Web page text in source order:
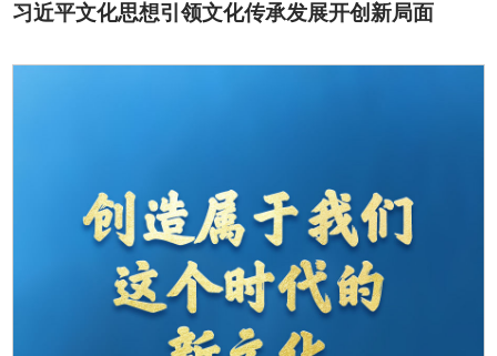
习近平文化思想引领文化传承发展开创新局面